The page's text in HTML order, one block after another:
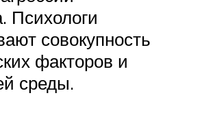
Психологи
совокупность
факторов и
среды.